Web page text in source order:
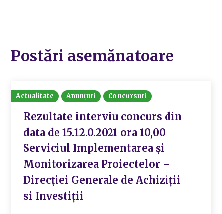
Postări asemănatoare
Actualitate Anunțuri Concursuri
Rezultate interviu concurs din
data de 15.12.0.2021 ora 10,00
Serviciul Implementarea și
Monitorizarea Proiectelor –
Direcției Generale de Achiziții
si Investiții